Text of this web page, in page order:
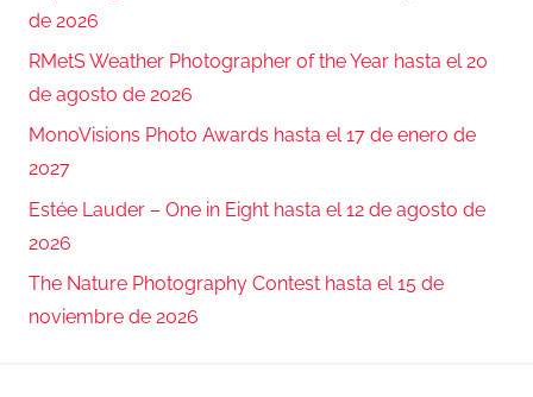
de 2026
RMetS Weather Photographer of the Year hasta el 20
de agosto de 2026
MonoVisions Photo Awards hasta el 17 de enero de
2027
Estée Lauder – One in Eight hasta el 12 de agosto de
2026
The Nature Photography Contest hasta el 15 de
noviembre de 2026